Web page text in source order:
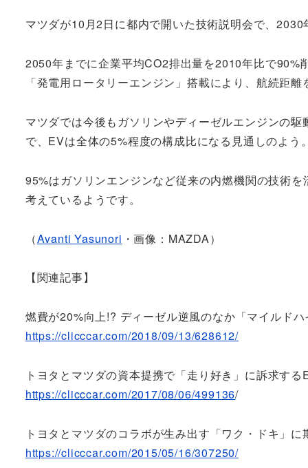
マツダが10月2日に都内で開いた技術説明会で、
2050年までに企業平均CO2排出量を2010年比で
「発電用ロータリーエンジン」搭載により、航続距
マツダでは今後もガソリンやディーゼルエンジンの
で、EVは全体の5%程度の構成比になる見通しのよう
95%はガソリンエンジンなど従来の内燃機関の技術
考えているようです。
（Avanti Yasunori ・画像：MAZDA）
【関連記事】
燃費が20%向上!? ディーゼル逆風のなか「マイルド
https://clicccar.com/2018/09/13/628612/
トヨタとマツダの資本提携で「走り好き」に訴求す
https://clicccar.com/2017/08/06/499136/
トヨタとマツダのコラボが生み出す「ワク・ドキ」に
https://clicccar.com/2015/05/16/307250/